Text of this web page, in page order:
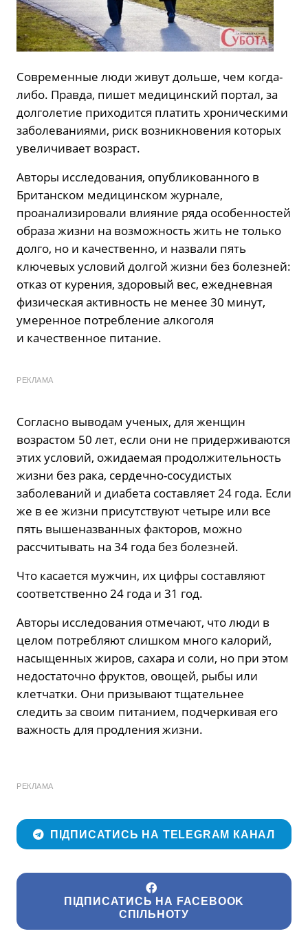
Современные люди живут дольше, чем когда-
либо. Правда, пишет медицинский портал, за
долголетие приходится платить хроническими
заболеваниями, риск возникновения которых
увеличивает возраст.
Авторы исследования, опубликованного в
Британском медицинском журнале,
проанализировали влияние ряда особенностей
образа жизни на возможность жить не только
долго, но и качественно, и назвали пять
ключевых условий долгой жизни без болезней:
отказ от курения, здоровый вес, ежедневная
физическая активность не менее 30 минут,
умеренное потребление алкоголя
и качественное питание.
РЕКЛАМА
Согласно выводам ученых, для женщин
возрастом 50 лет, если они не придерживаются
этих условий, ожидаемая продолжительность
жизни без рака, сердечно-сосудистых
заболеваний и диабета составляет 24 года. Если
же в ее жизни присутствуют четыре или все
пять вышеназванных факторов, можно
рассчитывать на 34 года без болезней.
Что касается мужчин, их цифры составляют
соответственно 24 года и 31 год.
Авторы исследования отмечают, что люди в
целом потребляют слишком много калорий,
насыщенных жиров, сахара и соли, но при этом
недостаточно фруктов, овощей, рыбы или
клетчатки. Они призывают тщательнее
следить за своим питанием, подчеркивая его
важность для продления жизни.
РЕКЛАМА
ПІДПИСАТИСЬ НА TELEGRAM КАНАЛ
ПІДПИСАТИСЬ НА FACEBOOK
СПІЛЬНОТУ